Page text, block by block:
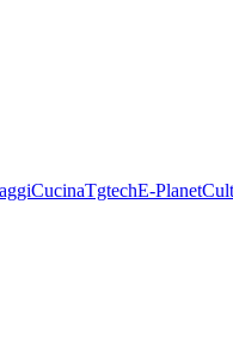
CucinaTgtechE-Planet